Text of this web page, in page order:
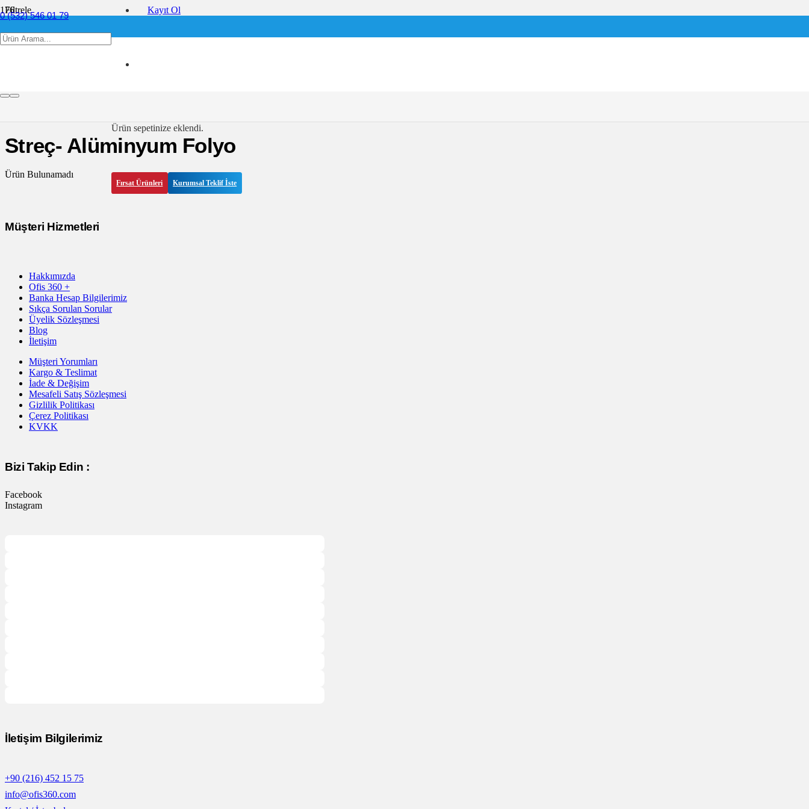
0 (532) 546 01 79
info@ofis360.com
Kayıt Ol
Ürün sepetinize eklendi.
Fırsat Ürünleri Kurumsal Teklif İste
Filtrele
Fiyat Sıfırla
Filtrele
Streç- Alüminyum Folyo
Ürün Bulunamadı
Müşteri Hizmetleri
Hakkımızda
Ofis 360 +
Banka Hesap Bilgilerimiz
Sıkça Sorulan Sorular
Üyelik Sözleşmesi
Blog
İletişim
Müşteri Yorumları
Kargo & Teslimat
İade & Değişim
Mesafeli Satış Sözleşmesi
Gizlilik Politikası
Çerez Politikası
KVKK
Bizi Takip Edin :
Facebook
Instagram
İletişim Bilgilerimiz
+90 (216) 452 15 75
info@ofis360.com